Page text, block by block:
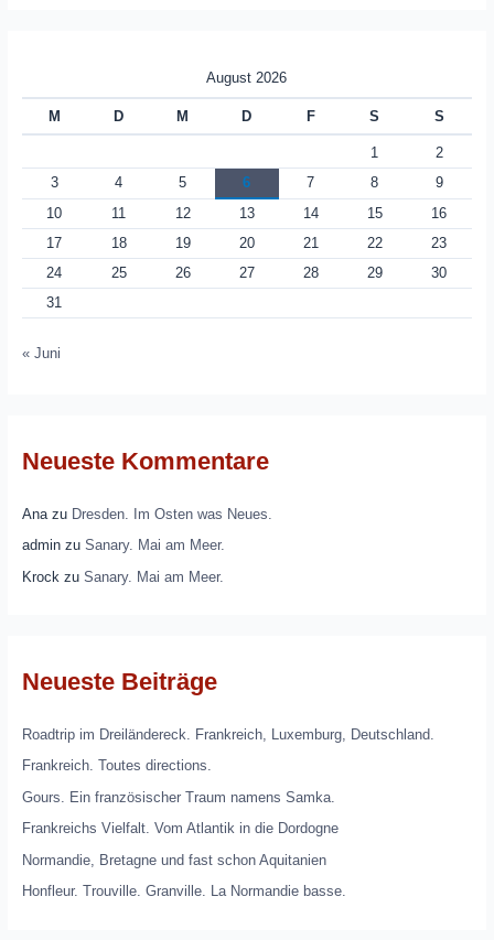
August 2026
M D M D F S S
1
2
3
4 5 6 7 8
9
10
11 12 13 14 15
16
17
18 19 20 21 22
23
24
25 26 27 28 29
30
31
« Juni
Neueste Kommentare
Anazu Dresden. Im Osten was Neues.
adminzu Sanary. Mai am Meer.
Krock zu Sanary. Mai am Meer.
Neueste Beiträge
Roadtrip im Dreiländereck. Frankreich, Luxemburg, Deutschland.
Frankreich. Toutes directions.
Gours. Ein französischer Traum namens Samka.
Frankreichs Vielfalt. Vom Atlantik in die Dordogne
Normandie, Bretagne und fast schon Aquitanien
Honfleur. Trouville. Granville. La Normandie basse.